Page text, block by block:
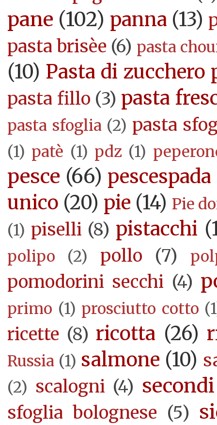
pane (102) panna (13)
pasta brisèe (6) pasta
(10) Pasta di zucchero
pasta fillo (3) pasta
pasta sfoglia (2) pasta
(1) patè (1) pdz (1)
pesce (66) pescespada
unico (20) pie (14) Pie
(1) piselli (8) pistacchi
polipo (2) pollo (7)
pomodorini secchi (4)
primo (1) prosciutto cotto
ricette (8) ricotta (26)
Russia (1) salmone (10)
(2) scalogni (4) secondi
sfoglia bolognese (5)